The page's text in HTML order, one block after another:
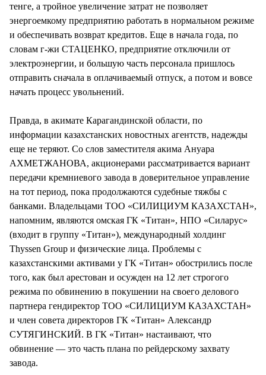
тенге, а тройное увеличение затрат не позволяет
энергоемкому предприятию работать в нормальном режиме
и обеспечивать возврат кредитов. Еще в начала года, по
словам г-жи СТАЦЕНКО, предприятие отключили от
электроэнергии, и большую часть персонала пришлось
отправить сначала в оплачиваемый отпуск, а потом и вовсе
начать процесс увольнений.
Правда, в акимате Карагандинской области, по
информации казахстанских новостных агентств, надежды
еще не теряют. Со слов заместителя акима Ануара
АХМЕТЖАНОВА, акционерами рассматривается вариант
передачи кремниевого завода в доверительное управление
на тот период, пока продолжаются судебные тяжбы с
банками. Владельцами ТОО «СИЛИЦИУМ КАЗАХСТАН»,
напомним, являются омская ГК «Титан», НПО «Силарус»
(входит в группу «Титан»), международный холдинг
Thyssen Group и физические лица. Проблемы с
казахстанскими активами у ГК «Титан» обострились после
того, как был арестован и осужден на 12 лет строгого
режима по обвинению в покушении на своего делового
партнера гендиректор ТОО «СИЛИЦИУМ КАЗАХСТАН»
и член совета директоров ГК «Титан» Александр
СУТЯГИНСКИЙ. В ГК «Титан» настаивают, что
обвинение — это часть плана по рейдерскому захвату
завода.